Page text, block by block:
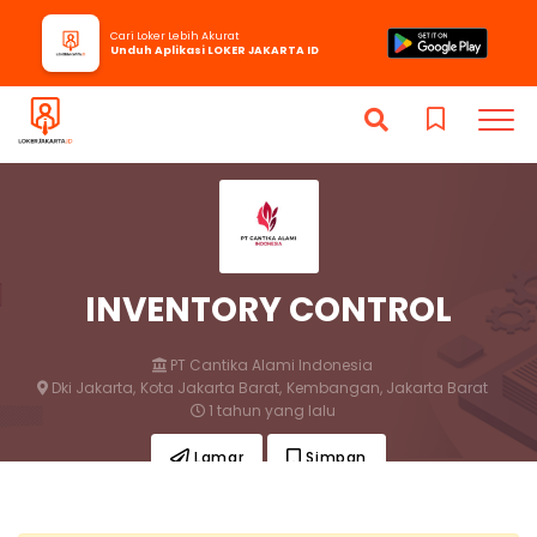
INVENTORY CONTROL
PT Cantika Alami Indonesia
Dki Jakarta, Kota Jakarta Barat, Kembangan, Jakarta Barat
1 tahun yang lalu
Lamar Simpan
Cari Loker Lebih Akurat
Unduh Aplikasi LOKER JAKARTA ID